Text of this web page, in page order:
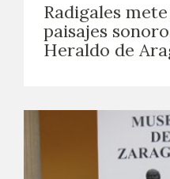
Radigales
paisajes
Heraldo de